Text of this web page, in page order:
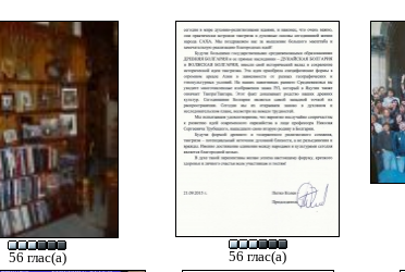
56 глас(а) 56 глас(а)